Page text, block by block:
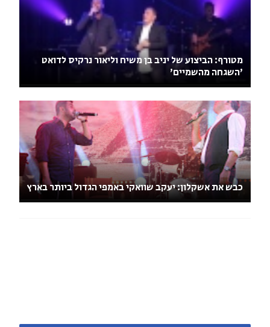
מטורף: הביצוע של יניב בן משיח וליאור נרקיס לדואט
'השגחה מהשמיים'
כבש את אשקלון: יעקב שוואקי באמפי הגדול ביותר בארץ